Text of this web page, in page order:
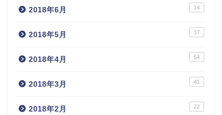
2018年6月 14
2018年5月 37
2018年4月 54
2018年3月 41
2018年2月 22